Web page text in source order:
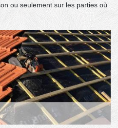
ou seulement sur les parties où